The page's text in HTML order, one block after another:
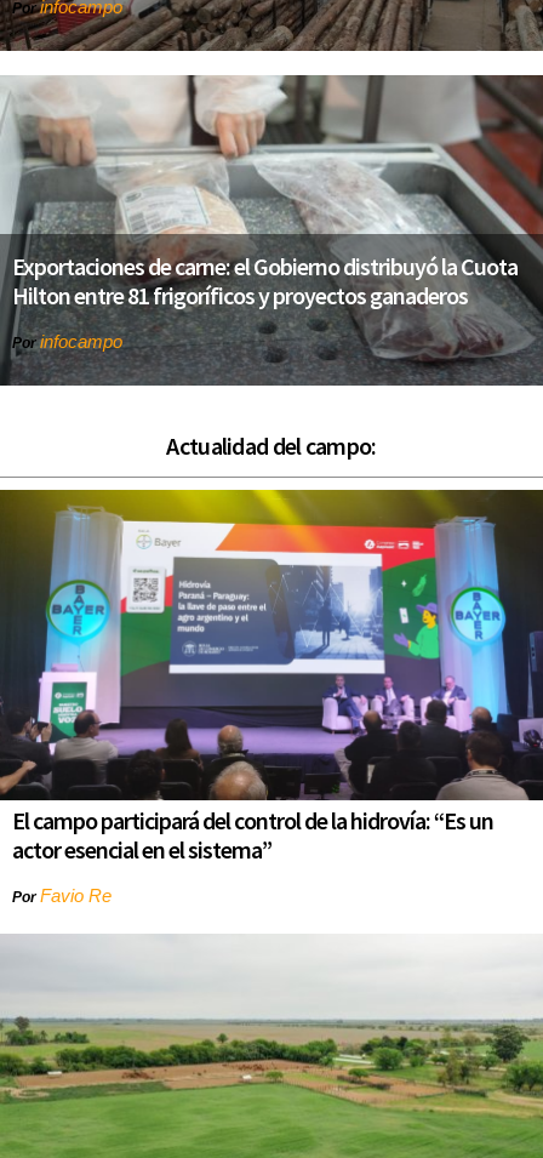
Porinfocampo
Exportaciones de carne: el Gobierno distribuyó la Cuota
Hilton entre 81 frigoríficos y proyectos ganaderos
Porinfocampo
Actualidad del campo:
El campo participará del control de la hidrovía: “Es un
actor esencial en el sistema”
PorFavio Re